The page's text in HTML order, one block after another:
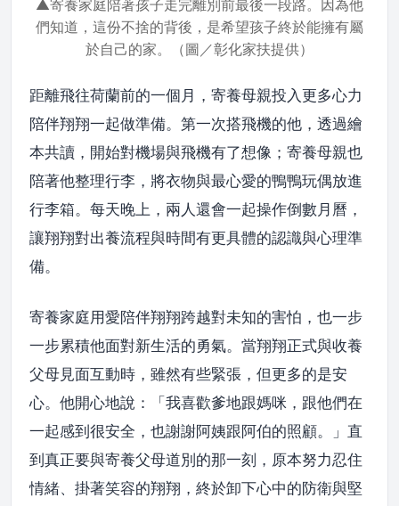
▲寄養家庭陪著孩子走完離別前最後一段路。因為他
們知道，這份不捨的背後，是希望孩子終於能擁有屬
於自己的家。（圖／彰化家扶提供）
距離飛往荷蘭前的一個月，寄養母親投入更多心力
陪伴翔翔一起做準備。第一次搭飛機的他，透過繪
本共讀，開始對機場與飛機有了想像；寄養母親也
陪著他整理行李，將衣物與最心愛的鴨鴨玩偶放進
行李箱。每天晚上，兩人還會一起操作倒數月曆，
讓翔翔對出養流程與時間有更具體的認識與心理準
備。
寄養家庭用愛陪伴翔翔跨越對未知的害怕，也一步
一步累積他面對新生活的勇氣。當翔翔正式與收養
父母見面互動時，雖然有些緊張，但更多的是安
心。他開心地說：「我喜歡爹地跟媽咪，跟他們在
一起感到很安全，也謝謝阿姨跟阿伯的照顧。」直
到真正要與寄養父母道別的那一刻，原本努力忍住
情緒、掛著笑容的翔翔，終於卸下心中的防衛與堅